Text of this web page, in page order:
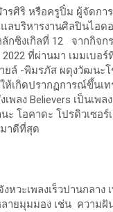
รศิริ หรือครูปิ๋ม ผู้จัดกา
บริหารงานศิลปินไอด
ซิงเกิลที่ 12 จากกิจกร
ที่ผ่านมา เมมเบอ
ยล์ -พิมรภัส ผดุงวัฒนะ
เกิดปรากฏการณ์ขึ้นเ
ลง Believers เป็นเพ
ะ โอคาดะ โปรดิวเซอ
มาดีที่สุด
พลงเร็วปานกลาง เ
ยมุมมอง เช่น ความฝั